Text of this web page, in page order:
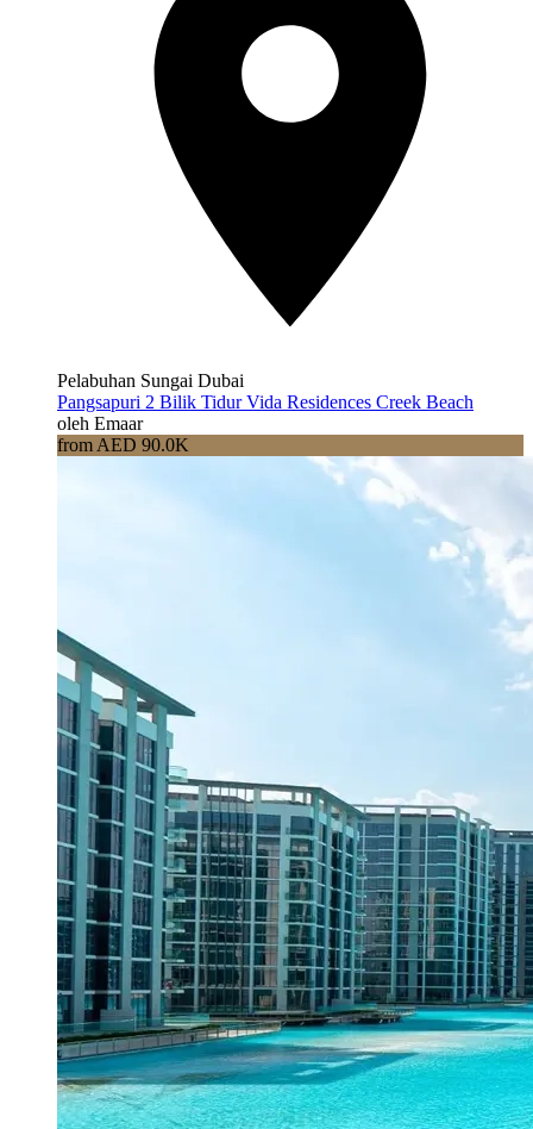
Pelabuhan Sungai Dubai
Pangsapuri 2 Bilik Tidur Vida Residences Creek Beach
oleh Emaar
from AED 90.0K